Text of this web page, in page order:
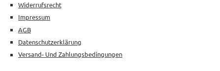
Widerrufsrecht
Impressum
AGB
Datenschutzerklärung
Versand- Und Zahlungsbedingungen